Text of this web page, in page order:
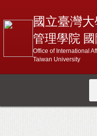
國立臺灣大
管理學院
Office of International
Taiwan University